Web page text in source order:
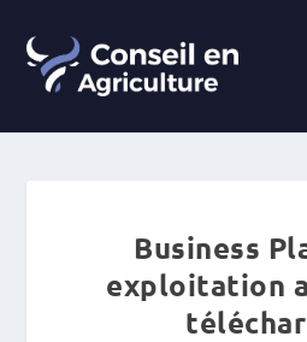
Business
exploitation